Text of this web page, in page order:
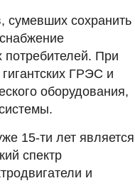
сумевших сохранить
При
гигантских ГРЭС и
оборудования,
15-ти лет является
спектр
и